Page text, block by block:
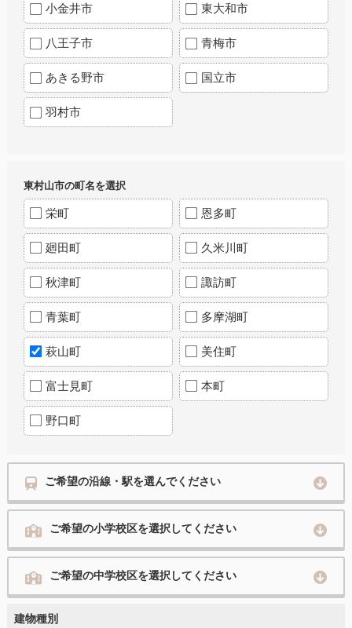
小金井市 東大和市
八王子市 青梅市
あきる野市 国立市
羽村市
東村山市の町名を選択
栄町 恩多町
廻田町 久米川町
秋津町 諏訪町
青葉町 多摩湖町
萩山町 美住町
富士見町 本町
野口町
ご希望の沿線・駅を選んでください
ご希望の小学校区を選択してください
ご希望の中学校区を選択してください
建物種別